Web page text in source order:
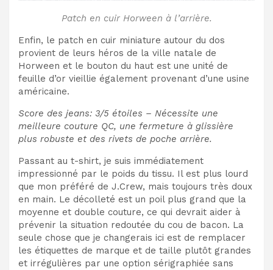
Patch en cuir Horween à l’arrière.
Enfin, le patch en cuir miniature autour du dos
provient de leurs héros de la ville natale de
Horween et le bouton du haut est une unité de
feuille d’or vieillie également provenant d’une usine
américaine.
Score des jeans: 3/5 étoiles – Nécessite une
meilleure couture QC, une fermeture à glissière
plus robuste et des rivets de poche arrière.
Passant au t-shirt, je suis immédiatement
impressionné par le poids du tissu. Il est plus lourd
que mon préféré de J.Crew, mais toujours très doux
en main. Le décolleté est un poil plus grand que la
moyenne et double couture, ce qui devrait aider à
prévenir la situation redoutée du cou de bacon. La
seule chose que je changerais ici est de remplacer
les étiquettes de marque et de taille plutôt grandes
et irrégulières par une option sérigraphiée sans